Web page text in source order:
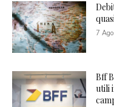
7
Bff
utili